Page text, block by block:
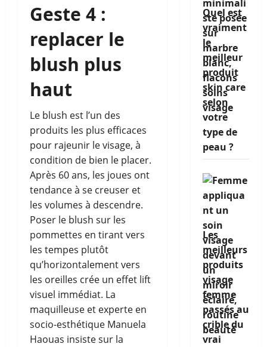
Geste 4 :
replacer le
blush plus
haut
Le blush est l’un des
produits les plus efficaces
pour rajeunir le visage, à
condition de bien le placer.
Après 60 ans, les joues ont
tendance à se creuser et
les volumes à descendre.
Poser le blush sur les
pommettes en tirant vers
les tempes plutôt
qu’horizontalement vers
les oreilles crée un effet lift
visuel immédiat. La
maquilleuse et experte en
socio-esthétique Manuela
Haouas insiste sur la
Quel est
vraiment
le
meilleur
produit
skin care
selon
votre
type de
peau ?
Les
meilleurs
produits
visage
femme
passés au
crible du
vrai